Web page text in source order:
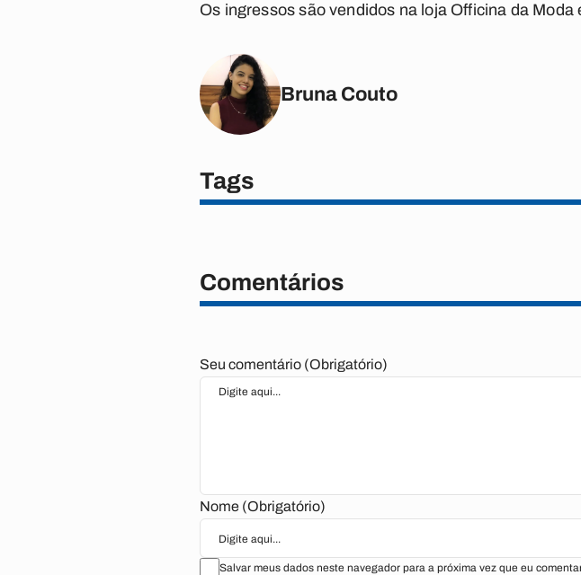
Os ingressos são vendidos na loja Officina da Moda
Bruna Couto
Tags
Comentários
Seu comentário (Obrigatório)
Nome (Obrigatório)
Salvar meus dados neste navegador para a próxima vez que eu